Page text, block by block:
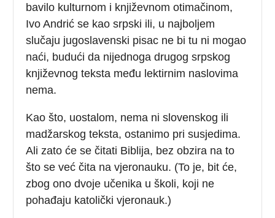
bavilo kulturnom i književnom otimačinom,
Ivo Andrić se kao srpski ili, u najboljem
slučaju jugoslavenski pisac ne bi tu ni mogao
naći, budući da nijednoga drugog srpskog
književnog teksta među lektirnim naslovima
nema.
Kao što, uostalom, nema ni slovenskog ili
madžarskog teksta, ostanimo pri susjedima.
Ali zato će se čitati Biblija, bez obzira na to
što se već čita na vjeronauku. (To je, bit će,
zbog ono dvoje učenika u školi, koji ne
pohađaju katolički vjeronauk.)